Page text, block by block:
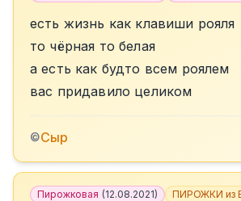
есть жизнь как клавиши рояля
то чёрная то белая
а есть как будто всем роялем
вас придавило целиком
©Сыр
Пирожковая (12.08.2021) ПИРОЖКИ из